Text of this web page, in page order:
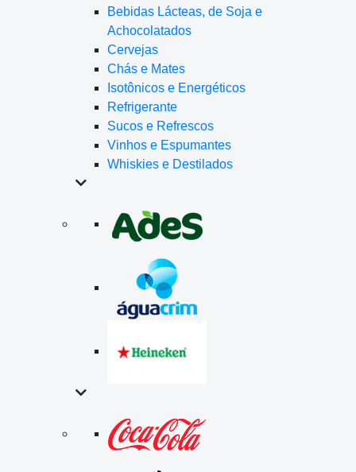
Bebidas Lácteas, de Soja e
Achocolatados
Cervejas
Chás e Mates
Isotônicos e Energéticos
Refrigerante
Sucos e Refrescos
Vinhos e Espumantes
Whiskies e Destilados